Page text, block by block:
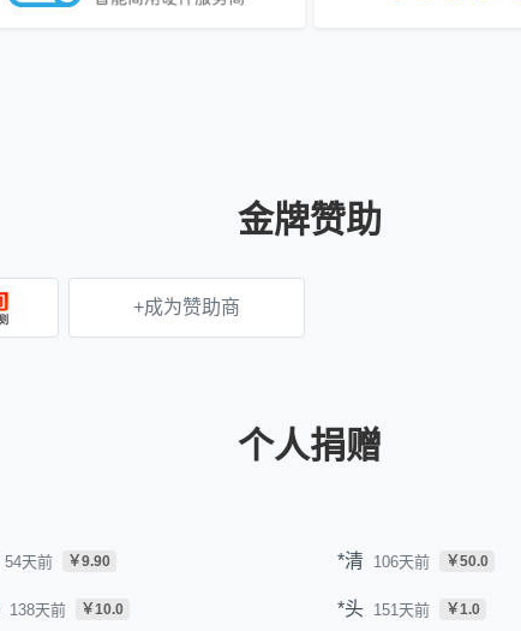
金牌赞助
+成为赞助商
个人捐赠
54天前 ￥9.90 *清 106天前 ￥50.0
138天前 ￥10.0 *头 151天前 ￥1.0